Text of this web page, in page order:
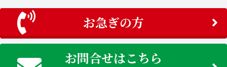
お急ぎの方
お問合せはこちら